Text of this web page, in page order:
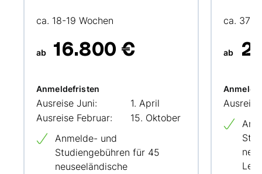
ca. 18-19 Wochen
ab 16.800 €
Anmeldefristen
Ausreise Juni:
1. April
Ausreise Februar:
15. Oktober
Anmelde- und
Studiengebühren für 45
neuseeländische
ca. 37
ab